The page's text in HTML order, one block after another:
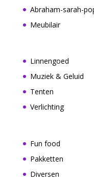
Abraham-sarah-
Meubilair
Linnengoed
Muziek & Geluid
Tenten
Verlichting
Fun food
Pakketten
Diversen